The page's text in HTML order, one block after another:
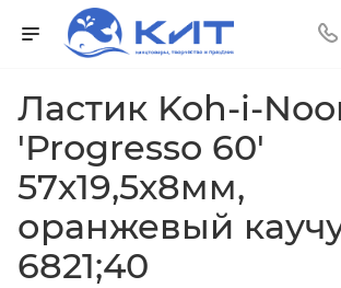
Ластик Koh-i-
'Progresso 60'
57х19,5х8мм,
оранжевый
6821;40